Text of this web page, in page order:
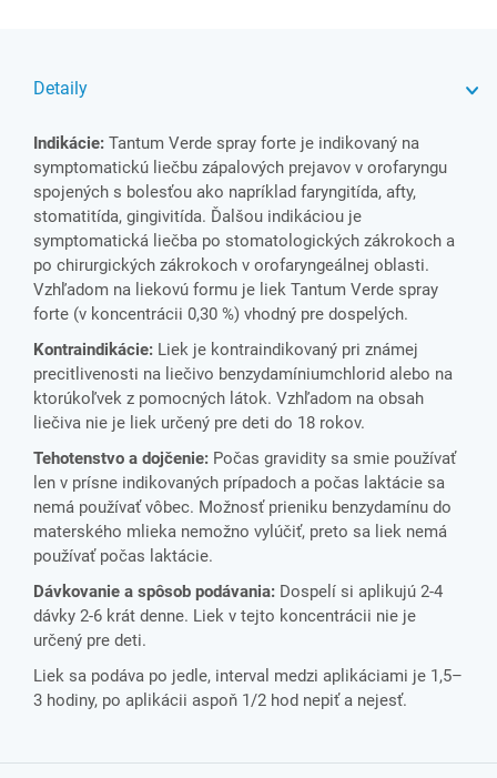
Detaily
Indikácie: Tantum Verde spray forte je indikovaný na
symptomatickú liečbu zápalových prejavov v orofaryngu
spojených s bolesťou ako napríklad faryngitída, afty,
stomatitída, gingivitída. Ďalšou indikáciou je
symptomatická liečba po stomatologických zákrokoch a
po chirurgických zákrokoch v orofaryngeálnej oblasti.
Vzhľadom na liekovú formu je liek Tantum Verde spray
forte (v koncentrácii 0,30 %) vhodný pre dospelých.
Kontraindikácie: Liek je kontraindikovaný pri známej
precitlivenosti na liečivo benzydamíniumchlorid alebo na
ktorúkoľvek z pomocných látok. Vzhľadom na obsah
liečiva nie je liek určený pre deti do 18 rokov.
Tehotenstvo a dojčenie: Počas gravidity sa smie používať
len v prísne indikovaných prípadoch a počas laktácie sa
nemá používať vôbec. Možnosť prieniku benzydamínu do
materského mlieka nemožno vylúčiť, preto sa liek nemá
používať počas laktácie.
Dávkovanie a spôsob podávania: Dospelí si aplikujú 2-4
dávky 2-6 krát denne. Liek v tejto koncentrácii nie je
určený pre deti.
Liek sa podáva po jedle, interval medzi aplikáciami je 1,5–
3 hodiny, po aplikácii aspoň 1/2 hod nepiť a nejesť.